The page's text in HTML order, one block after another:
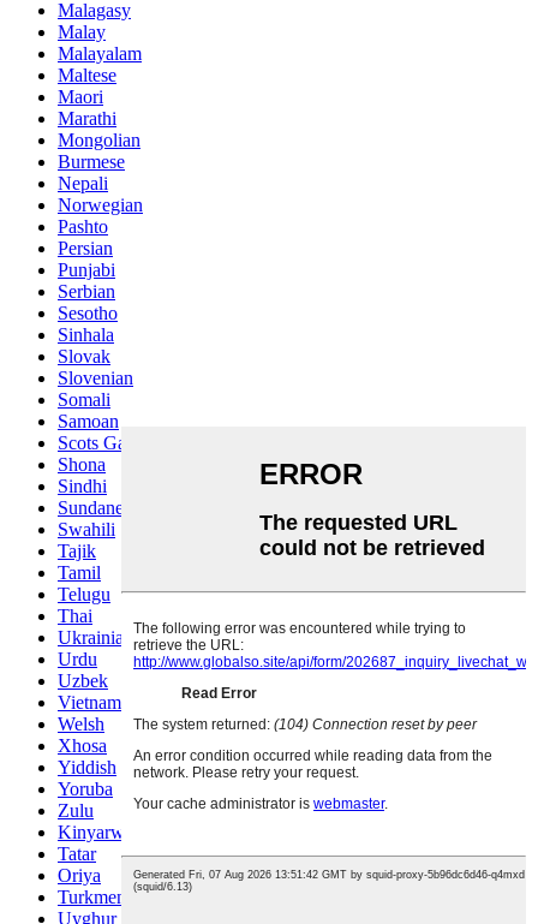
Malagasy
Malay
Malayalam
Maltese
Maori
Marathi
Mongolian
Burmese
Nepali
Norwegian
Pashto
Persian
Punjabi
Serbian
Sesotho
Sinhala
Slovak
Slovenian
Somali
Samoan
Scots Gaelic
Shona
Sindhi
Sundanese
Swahili
Tajik
Tamil
Telugu
Thai
Ukrainian
Urdu
Uzbek
Vietnamese
Welsh
Xhosa
Yiddish
Yoruba
Zulu
Kinyarwanda
Tatar
Oriya
Turkmen
Uyghur